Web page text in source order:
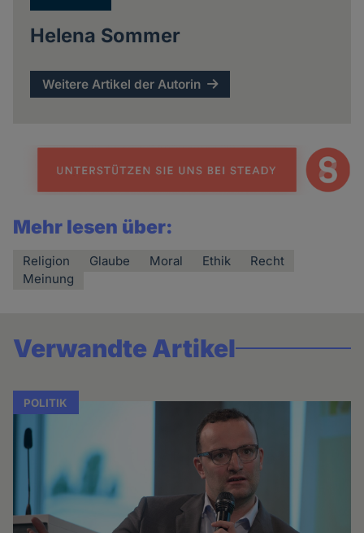
Helena Sommer
Weitere Artikel der Autorin
Mehr lesen über:
Religion Glaube Moral Ethik
Recht
Meinung
Verwandte Artikel
POLITIK